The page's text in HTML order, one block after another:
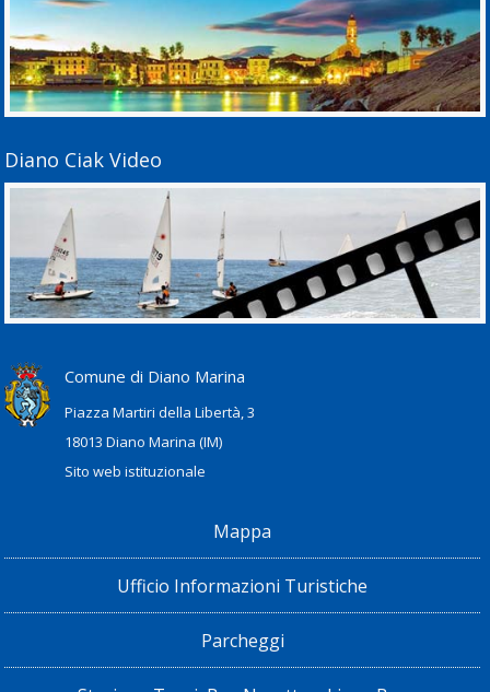
Diano Ciak Video
Comune di Diano Marina
Piazza Martiri della Libertà, 3
18013 Diano Marina (IM)
Sito web istituzionale
Mappa
Ufficio Informazioni Turistiche
Parcheggi